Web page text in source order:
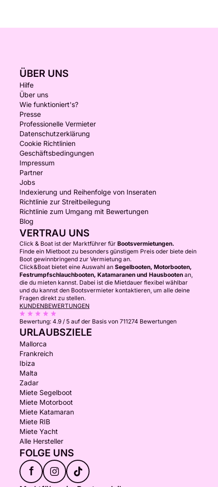
ÜBER UNS
Hilfe
Über uns
Wie funktioniert's?
Presse
Professionelle Vermieter
Datenschutzerklärung
Cookie Richtlinien
Geschäftsbedingungen
Impressum
Partner
Jobs
Indexierung und Reihenfolge von Inseraten
Richtlinie zur Streitbeilegung
Richtlinie zum Umgang mit Bewertungen
Blog
VERTRAU UNS
Click & Boat ist der Marktführer für Bootsvermietungen.
Finde ein Mietboot zu besonders günstigem Preis oder biete dein
Boot gewinnbringend zur Vermietung an.
Click&Boat bietet eine Auswahl an Segelbooten, Motorbooten,
Festrumpfschlauchbooten, Katamaranen und Hausbooten an,
die du mieten kannst. Dabei ist die Mietdauer flexibel wählbar
und du kannst den Bootsvermieter kontaktieren, um alle deine
Fragen direkt zu stellen.
KUNDENBEWERTUNGEN
Bewertung: 4.9 / 5 auf der Basis von 711274 Bewertungen
URLAUBSZIELE
Mallorca
Frankreich
Ibiza
Malta
Zadar
Miete Segelboot
Miete Motorboot
Miete Katamaran
Miete RIB
Miete Yacht
Alle Hersteller
FOLGE UNS
f